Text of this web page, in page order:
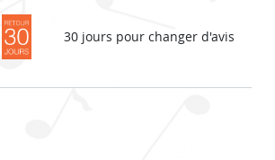
30 jours pour changer d'avis